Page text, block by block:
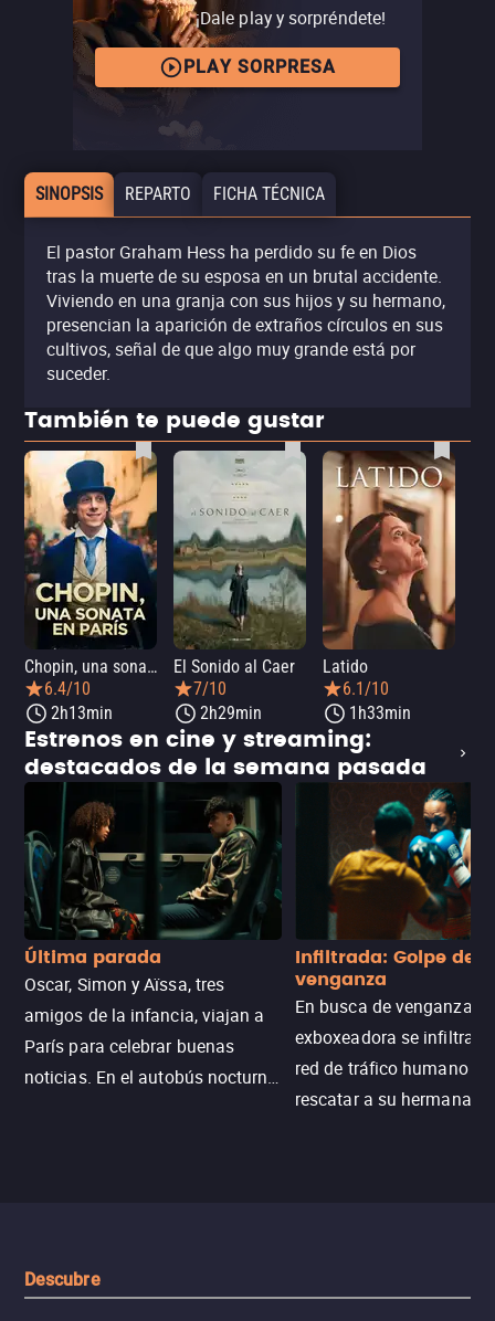
¡Dale play y sorpréndete!
PLAY SORPRESA
SINOPSIS REPARTO FICHA TÉCNICA
El pastor Graham Hess ha perdido su fe en Dios
tras la muerte de su esposa en un brutal accidente.
Viviendo en una granja con sus hijos y su hermano,
presencian la aparición de extraños círculos en sus
cultivos, señal de que algo muy grande está por
suceder.
También te puede gustar
Chopin, una sonata en París
6.4/10
2h13min
El Sonido al Caer
7/10
2h29min
Latido
6.1/10
1h33min
Estrenos en cine y streaming:
destacados de la semana pasada
Última parada
Oscar, Simon y Aïssa, tres
amigos de la infancia, viajan a
París para celebrar buenas
noticias. En el autobús nocturno
Infiltrada: Golpe de
venganza
En busca de venganza,
exboxeadora se infiltra
red de tráfico humano
rescatar a su hermana
Descubre